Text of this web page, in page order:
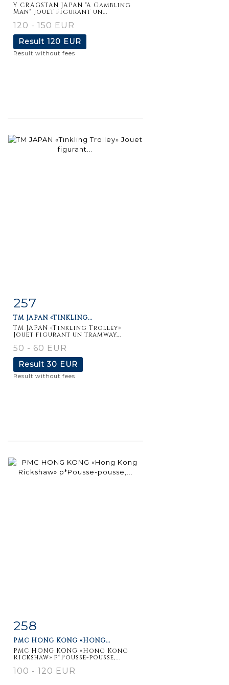
Y CRAGSTAN JAPAN "A Gambling
Man" jouet figurant un...
120 - 150 EUR
Result 120 EUR
Result without fees
Item detail
257
TM JAPAN «TINKLING...
TM JAPAN «Tinkling Trolley»
Jouet figurant un tramway...
50 - 60 EUR
Result30 EUR
Result without fees
Item detail
258
PMC HONG KONG «HONG...
PMC HONG KONG «Hong Kong
Rickshaw» p*Pousse-pousse,...
100 - 120 EUR